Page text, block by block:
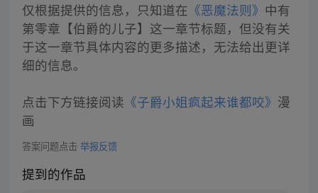
仅根据提供的信息，只知道在 《恶魔法则》 中有
第零章【伯爵的儿子】这一章节标题，但没有关
于这一章节具体内容的更多描述，无法给出更详
细的信息。
点击下方链接阅读 《子爵小姐疯起来谁都咬》 漫
画
答案问题点击 举报反馈
提到的作品